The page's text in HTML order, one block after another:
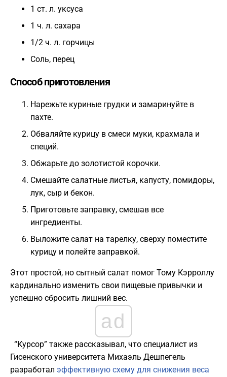
1 ст. л. уксуса
1 ч. л. сахара
1/2 ч. л. горчицы
Соль, перец
Способ приготовления
Нарежьте куриные грудки и замаринуйте в
пахте.
Обваляйте курицу в смеси муки, крахмала и
специй.
Обжарьте до золотистой корочки.
Смешайте салатные листья, капусту, помидоры,
лук, сыр и бекон.
Приготовьте заправку, смешав все
ингредиенты.
Выложите салат на тарелку, сверху поместите
курицу и полейте заправкой.
Этот простой, но сытный салат помог Тому Кэрроллу
кардинально изменить свои пищевые привычки и
успешно сбросить лишний вес.
ad
“Курсор” также рассказывал, что специалист из
Гисенского университета Михаэль Дешпегель
разработал эффективную схему для снижения веса